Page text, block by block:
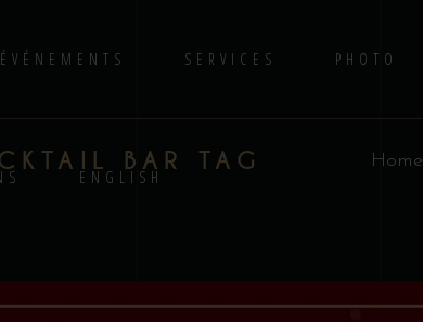
ÉVÉNEMENTS SERVICES PHOTO
ENGLISH
BAR TAG Home